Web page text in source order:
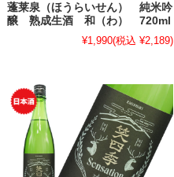
蓬莱泉（ほうらいせん） 純米吟
醸 熟成生酒 和（わ） 720ml
¥1,990(税込 ¥2,189)